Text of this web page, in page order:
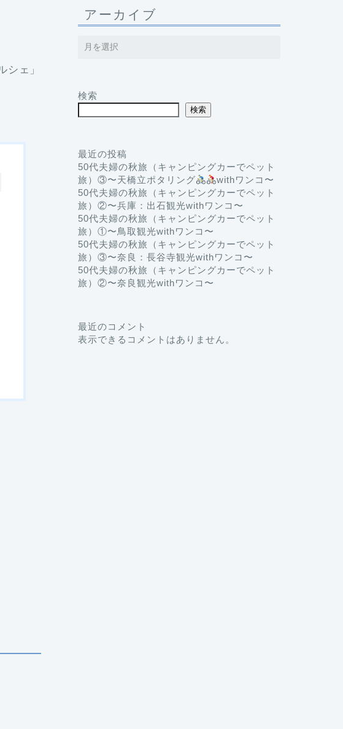
ェ」
アーカイブ
検索
検索
最近の投稿
50代夫婦の秋旅（キャンピングカーでペット
旅）③〜天橋立ポタリング
withワンコ〜
50代夫婦の秋旅（キャンピングカーでペット
旅）②〜兵庫：出石観光withワンコ〜
50代夫婦の秋旅（キャンピングカーでペット
旅）①〜鳥取観光withワンコ〜
50代夫婦の秋旅（キャンピングカーでペット
旅）③〜奈良：長谷寺観光withワンコ〜
50代夫婦の秋旅（キャンピングカーでペット
旅）②〜奈良観光withワンコ〜
最近のコメント
表示できるコメントはありません。